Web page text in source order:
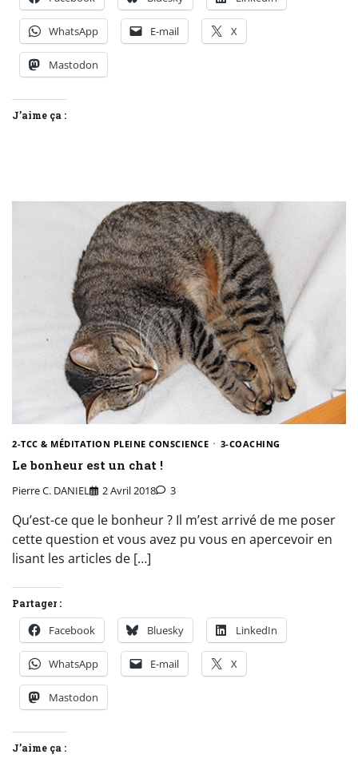
WhatsApp E-mail X
Mastodon
J’aime ça :
2-TCC & MÉDITATION PLEINE CONSCIENCE 3-COACHING
Le bonheur est un chat !
Pierre C. DANIEL 2 Avril 2018 3
Qu’est-ce que le bonheur ? Il m’est arrivé de me poser
cette question et vous avez pu vous en apercevoir en
lisant les articles de […]
Partager :
Facebook Bluesky LinkedIn
WhatsApp E-mail X
Mastodon
J’aime ça :